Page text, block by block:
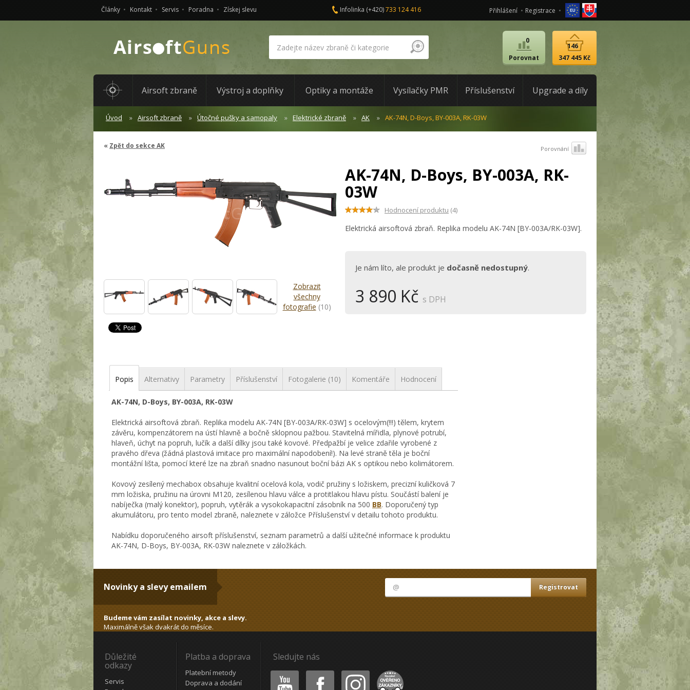
Články Kontakt Servis Poradna Získej slevu Infolinka (+420)733 124 416 Přihlášení Registrace
Porovnat
0
347 445 Kč
146
Airsoft zbraně Výstroj a doplňky Optiky a montáže Vysílačky PMR Příslušenství Upgrade a díly
Úvod Airsoft zbraně Útočné pušky a samopaly Elektrické zbraně AK AK-74N, D-Boys, BY-003A, RK-03W
Zpět do sekce AK Porovnání
Zobrazit
všechny
fotografie (10)
AK-74N, D-Boys, BY-003A, RK-
03W
Hodnocení produktu (4)
Elektrická airsoftová zbraň. Replika modelu AK-74N [BY-003A/RK-03W].
Je nám líto, ale produkt je dočasně nedostupný.
3 890 Kč s DPH
Popis Alternativy Parametry Příslušenství Fotogalerie (10) Komentáře Hodnocení
AK-74N, D-Boys, BY-003A, RK-03W
Elektrická airsoftová zbraň. Replika modelu AK-74N [BY-003A/RK-03W] s ocelovým(!!!) tělem, krytem
závěru, kompenzátorem na ústí hlavně a bočně sklopnou pažbou. Stavitelná mířidla, plynové potrubí,
hlaveň, úchyt na popruh, lučík a další dílky jsou také kovové. Předpažbí je velice zdařile vyrobené z
pravého dřeva (žádná plastová imitace pro maximální napodobení!). Na levé straně těla je boční
montážní lišta, pomocí které lze na zbraň snadno nasunout boční bázi AK s optikou nebo kolimátorem.
Kovový zesílený mechabox obsahuje kvalitní ocelová kola, vodič pružiny s ložiskem, precizní kuličková 7
mm ložiska, pružinu na úrovni M120, zesílenou hlavu válce a protitlakou hlavu pístu. Součástí balení je
nabíječka (malý konektor), popruh, vytěrák a vysokokapacitní zásobník na 500 BB. Doporučený typ
akumulátoru, pro tento model zbraně, naleznete v záložce Příslušenství v detailu tohoto produktu.
Nabídku doporučeného airsoft příslušenství, seznam parametrů a další užitečné informace k produktu
AK-74N, D-Boys, BY-003A, RK-03W naleznete v záložkách.
Novinky a slevy emailem
Budeme vám zasílat novinky, akce a slevy.
Maximálně však dvakrát do měsíce.
Důležité
odkazy
Servis
Platba a doprava
Platební metody
Doprava a dodání
Sledujte nás
Youtube Facebook Instagram Heureka